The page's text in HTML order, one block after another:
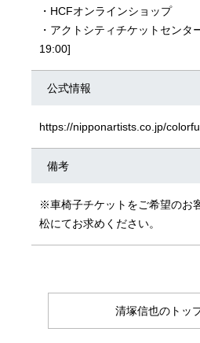
・ HCFオンラインショップ
・アクトシティチケットセン
19:00]
公式情報
https://nipponartists.co.jp/
備考
※車椅子チケットをご希望のお
松にてお求めください。
清塚信也のトッ